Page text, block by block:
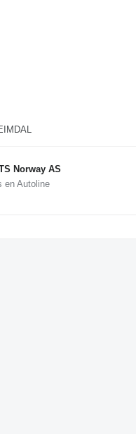
Norway AS
en Autoline